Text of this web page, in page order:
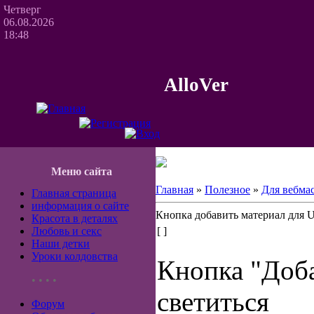
Четверг
06.08.2026
18:48
AlloVer
Меню сайта
Главная страница
информация о сайте
Красота в деталях
Любовь и секс
Наши детки
Уроки колдовства
• • • •
Форум
Главная » Полезное » Для
Кнопка добавить материал для
[ ]
Кнопка
светиться